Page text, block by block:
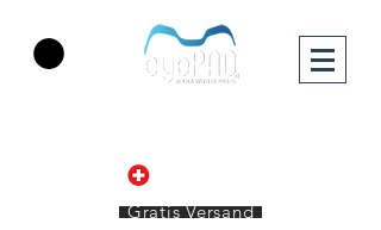
Gratis Versand